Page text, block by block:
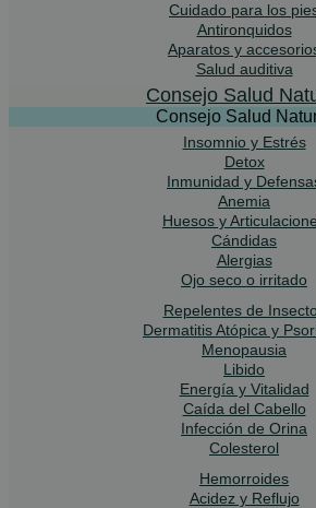
Cuidado para los
Antironquidos
Aparatos y
Salud auditiva
Consejo Salud
Consejo Salud
Insomnio y Estrés
Detox
Inmunidad y
Anemia
Huesos y
Cándidas
Alergias
Ojo seco o irritado
Repelentes de
Dermatitis Atópica y
Menopausia
Libido
Energía y Vitalidad
Caída del Cabello
Infección de Orina
Colesterol
Hemorroides
Acidez y Reflujo